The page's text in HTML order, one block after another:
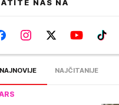
NAS NA
NAJNOVIJE NAJČITANIJE